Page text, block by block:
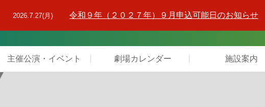
2026.7.27(月) 令和９年（２０２７年）９月申込可能日のお知らせ
主催公演・イベント 劇場カレンダー 施設案内